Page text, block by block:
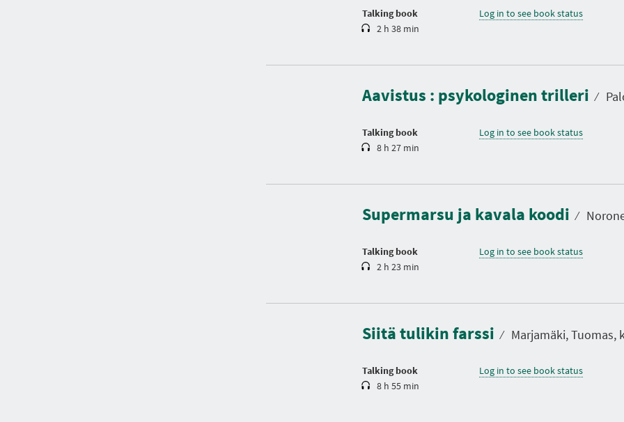
Talking book
n
2 h 38 min
Log in to see book status
Aavistus : psykologinen trilleri ⁄
Talking book
r
t
i
n
8 h 27 min
Log in to see book status
Supermarsu ja kavala koodi ⁄
Talking book
r
t
i
n
2 h 23 min
Log in to see book status
Siitä tulikin farssi ⁄ Marjamäki, Tuomas,
Talking book
r
t
i
n
8 h 55 min
Log in to see book status